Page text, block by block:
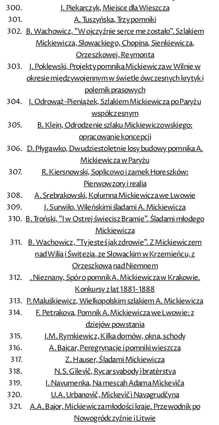
J. Piekarczyk, Miejsce dla Wieszcza
A. Tuszyńska, Trzy pomniki
B. Wachowicz, ”W ojczyźnie serce me zostało”. Szlakiem
Mickiewicza, Słowackiego, Chopina, Sienkiewicza,
Orzeszkowej, Reymonta
J. Poklewski, Projekty pomnika Mickiewicza w Wilnie w
okresie międzywojennym w świetle ówczesnych krytyk i
polemik prasowych
J. Odrowąż-Pieniążek, Szlakiem Mickiewicza po Paryżu
współczesnym
B. Klejn, Odrodzenie szlaku Mickiewiczowskiego:
opracowanie koncepcji
D. Płygawko, Dwudziestoletnie losy budowy pomnika A.
Mickiewicza w Paryżu
R. Kiersnowski, Soplicowo i zamek Horeszków:
Pierwowzory i realia
A. Srebrakowski, Kolumna Mickiewicza we Lwowie
J. Surwiło, Wileńskimi śladami A. Mickiewicza
B. Troński, ”I w Ostrej świecisz Bramie”. Śladami młodego
Mickiewicza
B. Wachowicz, ”Ty jesteś jak zdrowie”. Z Mickiewiczem
nad Wilią i Świtezią, ze Słowackim w Krzemieńcu, z
Orzeszkową nad Niemnem
. Nieznany, Spór o pomnik A. Mickiewicza w Krakowie.
Konkursy z lat 1881-1888
P. Maluśkiewicz, Wielkopolskim szlakiem A. Mickiewicza
F. Petrakova, Pomnik A. Mickiewicza we Lwowie: z
dziejów powstania
J.M. Rymkiewicz, Kilka domów, okna, schody
A. Bajcar, Peregrynacje i pomniki wieszcza
Z. Hauser, Śladami Mickiewicza
N.S. Gìlevìč, Rycar svabody ì bratèrstva
I. Navumenka, Na mescah Adama Mìckevìča
U.A. Urbanovìč, Mìckevìč ì Navagrudčyna
A.A. Bajor, Mickiewicza młodości kraje. Przewodnik po
Nowogródczyźnie i Litwie